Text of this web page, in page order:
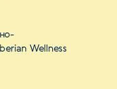
Wellness